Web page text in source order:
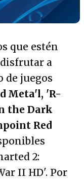
que estén
a
de juegos
Meta'l, 'R-
the Dark
Red
2:
II HD'. Por